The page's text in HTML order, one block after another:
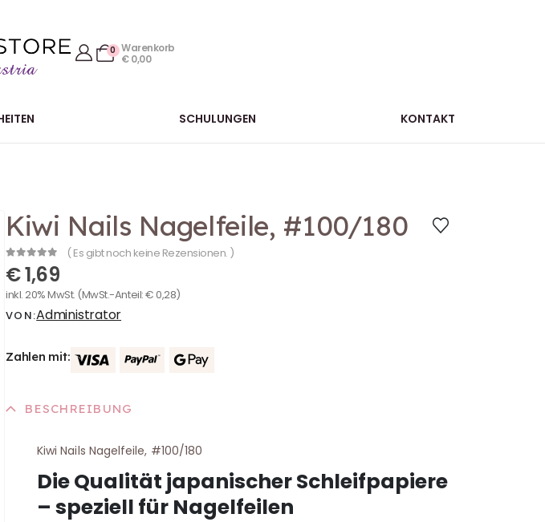
0 Warenkorb
€0,00
SCHULUNGEN KONTAKT
Kiwi Nails Nagelfeile, #100/180
out of 5
( Es gibt noch keine Rezensionen. )
€1,69
inkl. 20% MwSt. (MwSt.-Anteil:€ 0,28)
VON:Administrator
Zahlen mit:
BESCHREIBUNG
Kiwi Nails Nagelfeile, #100/180
Die Qualität japanischer Schleifpapiere
– speziell für Nagelfeilen